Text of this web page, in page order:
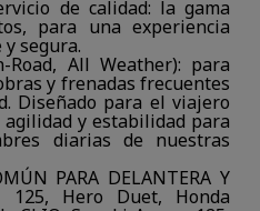
de calidad: la gama
para una experiencia
y segura.
Road, All Weather): para
y frenadas frecuentes
Diseñado para el viajero
y estabilidad para
diarias de nuestras
PARA DELANTERA Y
125, Hero Duet, Honda